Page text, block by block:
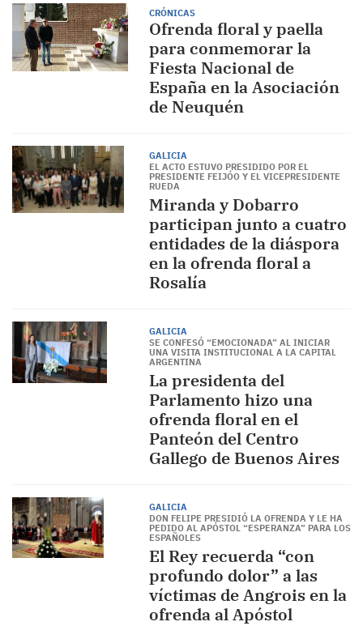
CRÓNICAS
Ofrenda floral y paella
para conmemorar la
Fiesta Nacional de
España en la Asociación
de Neuquén
GALICIA
EL ACTO ESTUVO PRESIDIDO POR EL
PRESIDENTE FEIJÓO Y EL VICEPRESIDENTE
RUEDA
Miranda y Dobarro
participan junto a cuatro
entidades de la diáspora
en la ofrenda floral a
Rosalía
GALICIA
SE CONFESÓ “EMOCIONADA” AL INICIAR
UNA VISITA INSTITUCIONAL A LA CAPITAL
ARGENTINA
La presidenta del
Parlamento hizo una
ofrenda floral en el
Panteón del Centro
Gallego de Buenos Aires
GALICIA
DON FELIPE PRESIDIÓ LA OFRENDA Y LE HA
PEDIDO AL APÓSTOL “ESPERANZA” PARA LOS
ESPAÑOLES
El Rey recuerda “con
profundo dolor” a las
víctimas de Angrois en la
ofrenda al Apóstol